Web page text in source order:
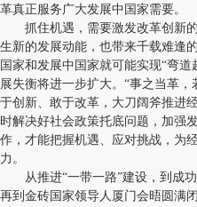
革真正服务广大发展中国家需要。
抓住机遇，需要激发改革创新的
生新的发展动能，也带来千载难逢
国家和发展中国家就可能实现“弯
展失衡将进一步扩大。“事之当革
于创新、敢于改革，大刀阔斧推进
时解决好社会政策托底问题，加强
作，才能把握机遇、应对挑战，为
力。
从推进“一带一路”建设，到成功
再到金砖国家领导人厦门会晤圆满